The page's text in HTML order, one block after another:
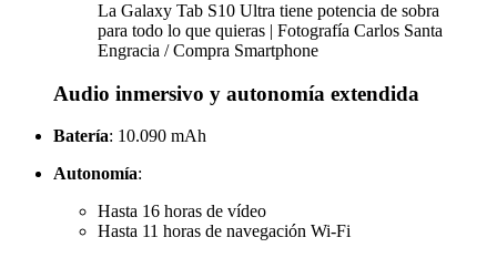
La Galaxy Tab S10 Ultra tiene potencia de sobra
para todo lo que quieras | Fotografía Carlos Santa
Engracia / Compra Smartphone
Audio inmersivo y autonomía extendida
Batería: 10.090 mAh
Autonomía:
Hasta 16 horas de vídeo
Hasta 11 horas de navegación Wi-Fi